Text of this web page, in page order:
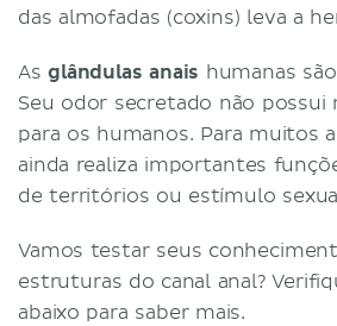
das almofadas (coxins) leva a
Asglândulas anais humanas
Seu odor secretado não possui
para os humanos. Para muitos
ainda realiza importantes
de territórios ou estímulo
Vamos testar seus
estruturas do canal anal?
abaixo para saber mais.